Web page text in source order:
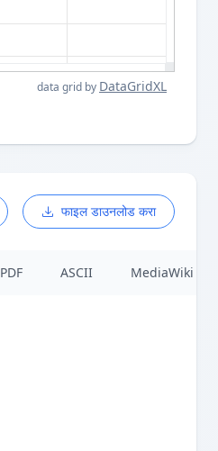
data grid by DataGridXL
फाइल डाउनलोड करा
PDF ASCII MediaWiki